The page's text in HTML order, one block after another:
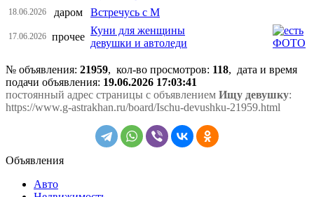
18.06.2026 даром Встречусь с М
17.06.2026 прочее
Куни для женщины
девушки и автоледи
№ объявления: 21959, кол-во просмотров: 118, дата и время
подачи объявления: 19.06.2026 17:03:41
постоянный адрес страницы с объявлением Ищу девушку:
https://www.g-astrakhan.ru/board/Ischu-devushku-21959.html
Объявления
Авто